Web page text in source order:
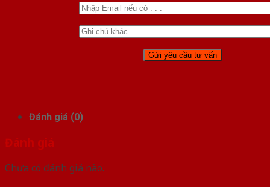
Đánh giá (0)
Đánh giá
Chưa có đánh giá nào.